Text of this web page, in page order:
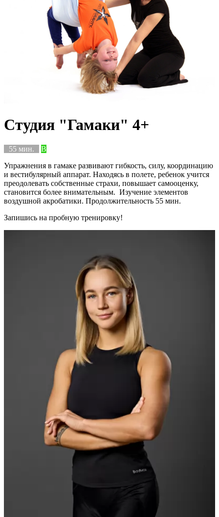
Студия "Гамаки" 4+
55 мин.
B
Упражнения в гамаке развивают гибкость, силу, координацию
и вестибулярный аппарат. Находясь в полете, ребенок учится
преодолевать собственные страхи, повышает самооценку,
становится более внимательным. Изучение элементов
воздушной акробатики. Продолжительность 55 мин.
Запишись на пробную тренировку!